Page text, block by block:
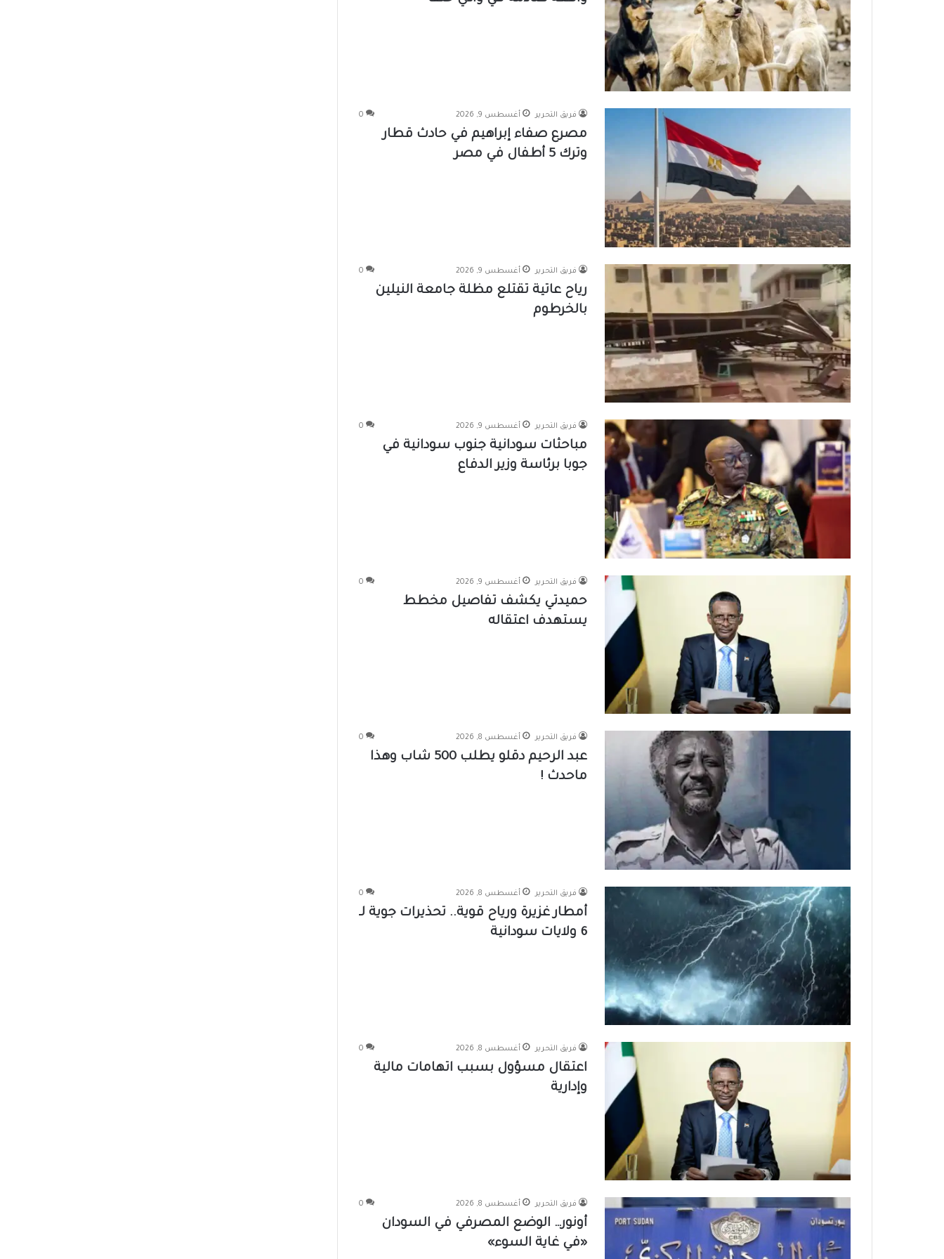
فريق التحرير أغسطس 9, 2026 0
مصرع صفاء إبراهيم في حادث قطار
وترك 5 أطفال في مصر
فريق التحرير أغسطس 9, 2026 0
رياح عاتية تقتلع مظلة جامعة النيلين
بالخرطوم
فريق التحرير أغسطس 9, 2026 0
مباحثات سودانية جنوب سودانية في
جوبا برئاسة وزير الدفاع
فريق التحرير أغسطس 9, 2026 0
حميدتي يكشف تفاصيل مخطط
يستهدف اعتقاله
فريق التحرير أغسطس 8, 2026 0
عبد الرحيم دقلو يطلب 500 شاب وهذا
ماحدث !
فريق التحرير أغسطس 8, 2026 0
أمطار غزيرة ورياح قوية.. تحذيرات جوية لـ
6 ولايات سودانية
فريق التحرير أغسطس 8, 2026 0
اعتقال مسؤول بسبب اتهامات مالية
وإدارية
فريق التحرير أغسطس 8, 2026 0
أونور… الوضع المصرفي في السودان
«في غاية السوء»